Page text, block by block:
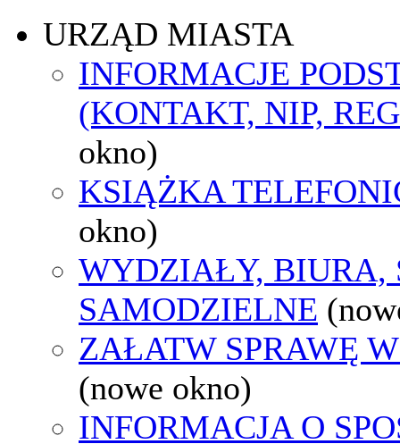
URZĄD MIASTA
INFORMACJE
(KONTAKT, NIP,
okno)
KSIĄŻKA
okno)
WYDZIAŁY, BIURA,
SAMODZIELNE
ZAŁATW SPRAWĘ
(nowe okno)
INFORMACJA O